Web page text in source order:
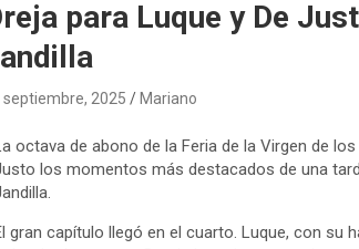
para Luque y De
septiembre, 2025 Mariano
octava de abono de la Feria de la Virgen de
los momentos más destacados de una
gran capítulo llegó en el cuarto. Luque, con su